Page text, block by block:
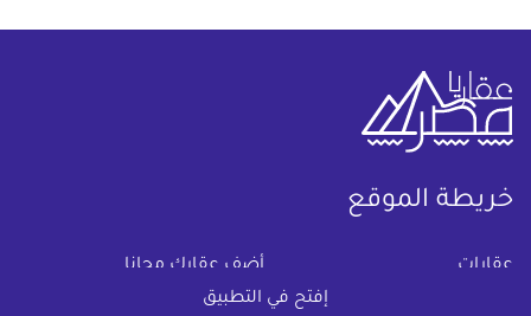
إفتح في التطبيق
خريطة الموقع
عقارات أضف عقارك مجانا
دليل الاسعار